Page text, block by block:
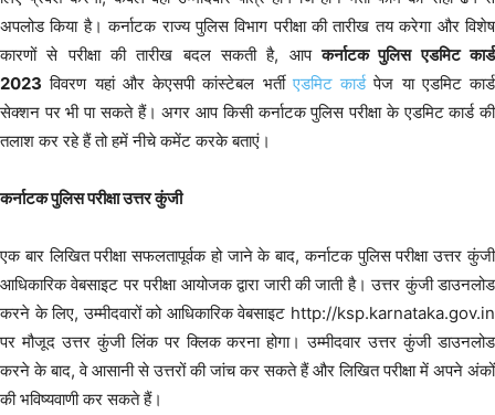
अपलोड किया है। कर्नाटक राज्य पुलिस विभाग परीक्षा की तारीख तय करेगा और विशेष
कारणों से परीक्षा की तारीख बदल सकती है, आपकर्नाटक पुलिस एडमिट कार्ड
2023 विवरण यहां और केएसपी कांस्टेबल भर्तीएडमिट कार्डपेज या एडमिट कार्ड
सेक्शन पर भी पा सकते हैं। अगर आप किसी कर्नाटक पुलिस परीक्षा के एडमिट कार्ड की
तलाश कर रहे हैं तो हमें नीचे कमेंट करके बताएं।
कर्नाटक पुलिस परीक्षा उत्तर कुंजी
एक बार लिखित परीक्षा सफलतापूर्वक हो जाने के बाद, कर्नाटक पुलिस परीक्षा उत्तर कुंजी
आधिकारिक वेबसाइट पर परीक्षा आयोजक द्वारा जारी की जाती है। उत्तर कुंजी डाउनलोड
करने के लिए, उम्मीदवारों को आधिकारिक वेबसाइट http://ksp.karnataka.gov.in
पर मौजूद उत्तर कुंजी लिंक पर क्लिक करना होगा। उम्मीदवार उत्तर कुंजी डाउनलोड
करने के बाद, वे आसानी से उत्तरों की जांच कर सकते हैं और लिखित परीक्षा में अपने अंकों
की भविष्यवाणी कर सकते हैं।